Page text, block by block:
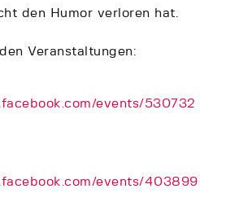
den Humor verloren hat.
Veranstaltungen:
events/530732
events/403899